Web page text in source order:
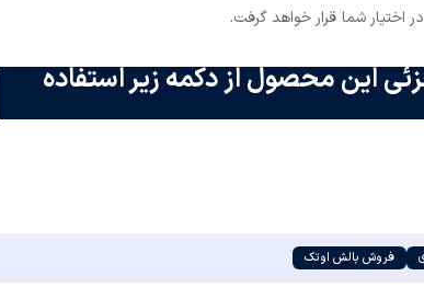
شما قرار خواهد گرفت.
این محصول از دکمه زیر استفاده
فروش بالش اوتک